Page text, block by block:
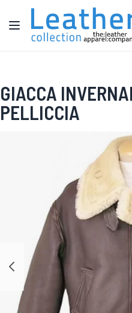
Salta al contenuto
Toggle Nav
GIACCA
PELLICCIA